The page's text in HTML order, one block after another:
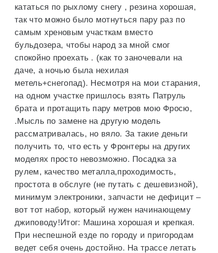
кататься по рыхлому снегу , резина хорошая,
так что можно было мотнуться пару раз по
самым хреновым участкам вместо
бульдозера, чтобы народ за мной смог
спокойно проехать . (как то заночевали на
даче, а ночью была нехилая
метель+снегопад). Несмотря на мои старания,
на одном участке пришлось взять Патруль
брата и протащить пару метров мою Фросю,
.Мысль по замене на другую модель
рассматривалась, но вяло. За такие деньги
получить то, что есть у Фронтеры на других
моделях просто невозможно. Посадка за
рулем, качество металла,проходимость,
простота в обслуге (не путать с дешевизной),
минимум электроники, запчасти не дефицит –
вот тот набор, который нужен начинающему
джиповоду!Итог: Машина хорошая и крепкая.
При неспешной езде по городу и пригородам
ведет себя очень достойно. На трассе летать